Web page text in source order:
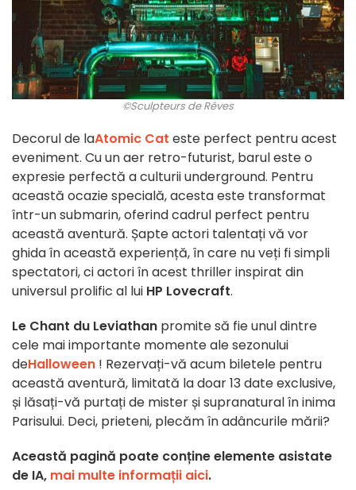
©Sculpteurs de Rêves
Decorul de laAtomic Cat este perfect pentru acest
eveniment. Cu un aer retro-futurist, barul este o
expresie perfectă a culturii underground. Pentru
această ocazie specială, acesta este transformat
într-un submarin, oferind cadrul perfect pentru
această aventură. Șapte actori talentați vă vor
ghida în această experiență, în care nu veți fi simpli
spectatori, ci actori în acest thriller inspirat din
universul prolific al lui HP Lovecraft.
Le Chant du Leviathan promite să fie unul dintre
cele mai importante momente ale sezonului
deHalloween ! Rezervați-vă acum biletele pentru
această aventură, limitată la doar 13 date exclusive,
și lăsați-vă purtați de mister și supranatural în inima
Parisului. Deci, prieteni, plecăm în adâncurile mării?
Această pagină poate conține elemente asistate
de IA, mai multe informații aici.